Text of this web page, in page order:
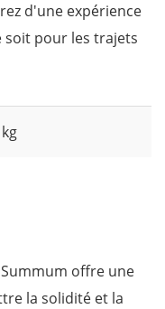
d'une expérience
soit pour les trajets
offre une
la solidité et la